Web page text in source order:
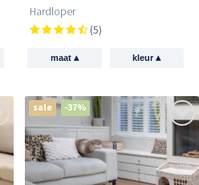
Hardloper
(5)
maat ▴ kleur▴
sale -37%